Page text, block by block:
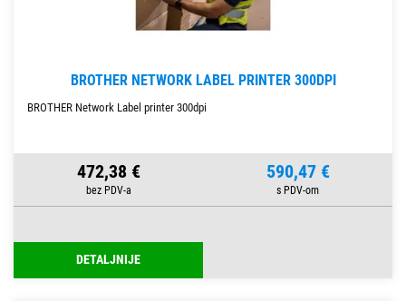
BROTHER NETWORK LABEL PRINTER 300DPI
BROTHER Network Label printer 300dpi
472,38 € 590,47 €
DETALJNIJE